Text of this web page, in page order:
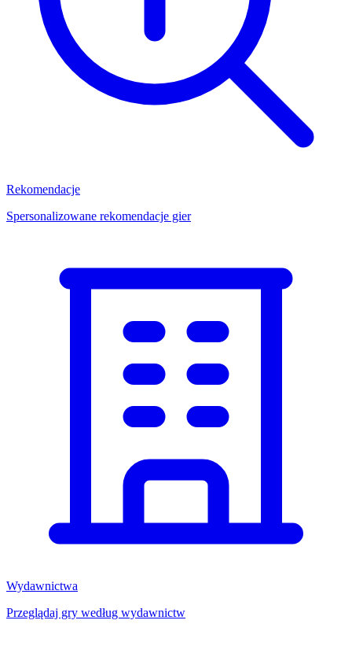
Rekomendacje
Spersonalizowane rekomendacje gier
Wydawnictwa
Przeglądaj gry według wydawnictw